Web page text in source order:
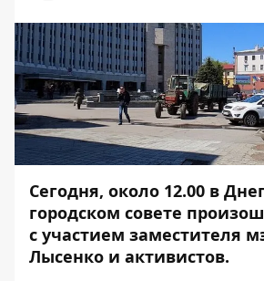
Сегодня, около 12.00 в
городском совете
с участием заместителя
Лысенко и активистов.